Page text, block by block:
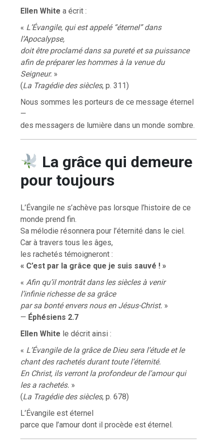
Ellen White a écrit :
« L’Évangile, qui est appelé “éternel” dans
l’Apocalypse,
doit être proclamé dans sa pureté et sa puissance
afin de préparer les hommes à la venue du
Seigneur. »
(La Tragédie des siècles, p. 311)
Nous sommes les porteurs de ce message éternel
—
des messagers de lumière dans un monde sombre.
La grâce qui demeure
pour toujours
L’Évangile ne s’achève pas lorsque l’histoire de ce
monde prend fin.
Sa mélodie résonnera pour l’éternité dans le ciel.
Car à travers tous les âges,
les rachetés témoigneront :
« C’est par la grâce que je suis sauvé ! »
«Afin qu’il montrât dans les siècles à venir
l’infinie richesse de sa grâce
par sa bonté envers nous en Jésus-Christ. »
— Éphésiens 2.7
Ellen White le décrit ainsi :
« L’Évangile de la grâce de Dieu sera l’étude et le
chant des rachetés durant toute l’éternité.
En Christ, ils verront la profondeur de l’amour qui
les a rachetés. »
(La Tragédie des siècles, p. 678)
L’Évangile est éternel
parce que l’amour dont il procède est éternel.